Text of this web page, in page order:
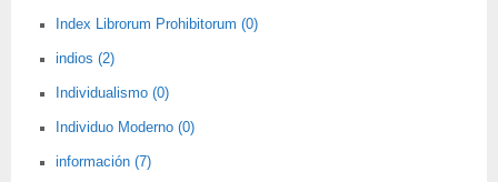
Index Librorum Prohibitorum (0)
indios (2)
Individualismo (0)
Individuo Moderno (0)
información (7)